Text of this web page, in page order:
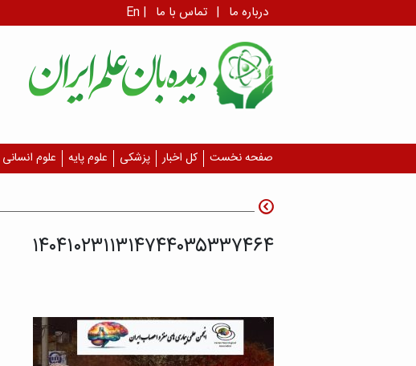
En | درباره ما | تماس با ما
صفحه نخست کل اخبار پزشکی علوم پایه علوم انسانی
۱۴۰۴۱۰۲۳۱۱۳۱۴۷۴۴۰۳۵۳۳۷۴۶۴